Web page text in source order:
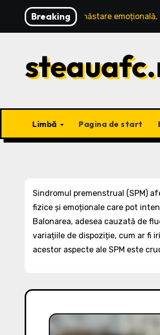
content
Breaking
Stare: Bunăstare emoțională, Faze ale
Limbă Pagina de start
Sindromul premenstrual (SPM)
fizice și emoționale care pot
Balonarea, adesea cauzată de
variațiile de dispoziție, cum ar fi
acestor aspecte ale SPM este